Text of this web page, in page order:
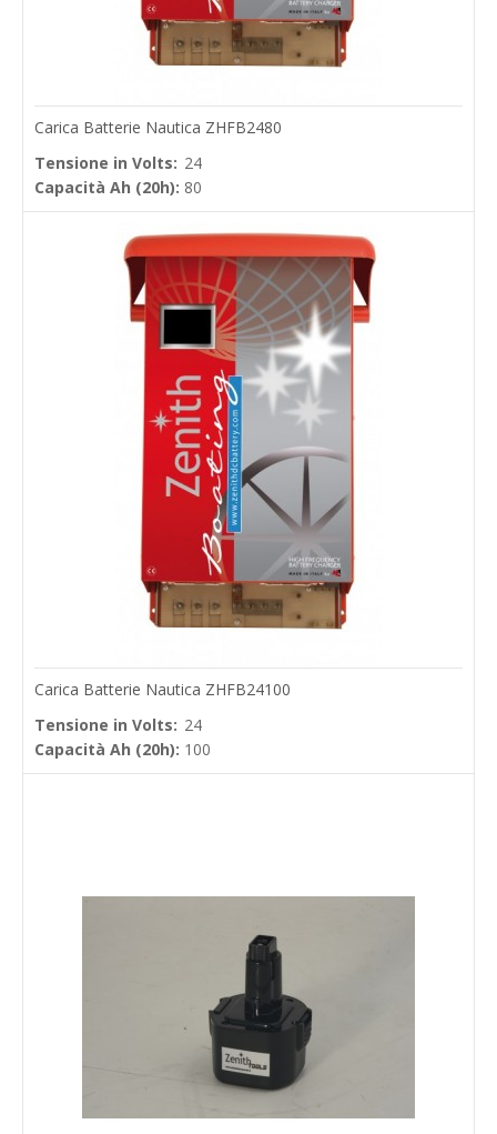
Carica Batterie Nautica ZHFB2480
Tensione in Volts: 24
Capacità Ah (20h): 80
Carica Batterie Nautica ZHFB24100
Tensione in Volts: 24
Capacità Ah (20h): 100